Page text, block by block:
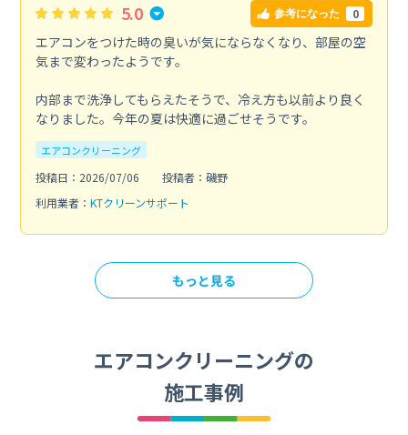
5.0 参考になった 0
エアコンをつけた時の臭いが気にならなくなり、部屋の空
気まで変わったようです。
内部まで洗浄してもらえたそうで、冷え方も以前より良く
なりました。今年の夏は快適に過ごせそうです。
エアコンクリーニング
投稿日：2026/07/06
投稿者：磯野
利用業者： KTクリーンサポート
もっと見る
エアコンクリーニングの
施工事例